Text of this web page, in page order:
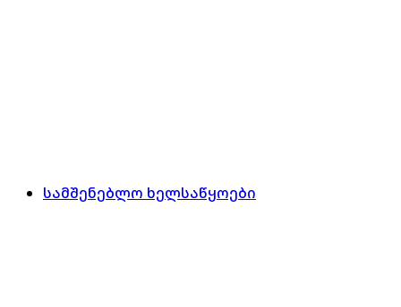
სამშენებლო ხელსაწყოები